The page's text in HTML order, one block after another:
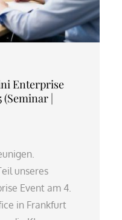
Enterprise
(Seminar |
unseres
Event am 4.
in Frankfurt